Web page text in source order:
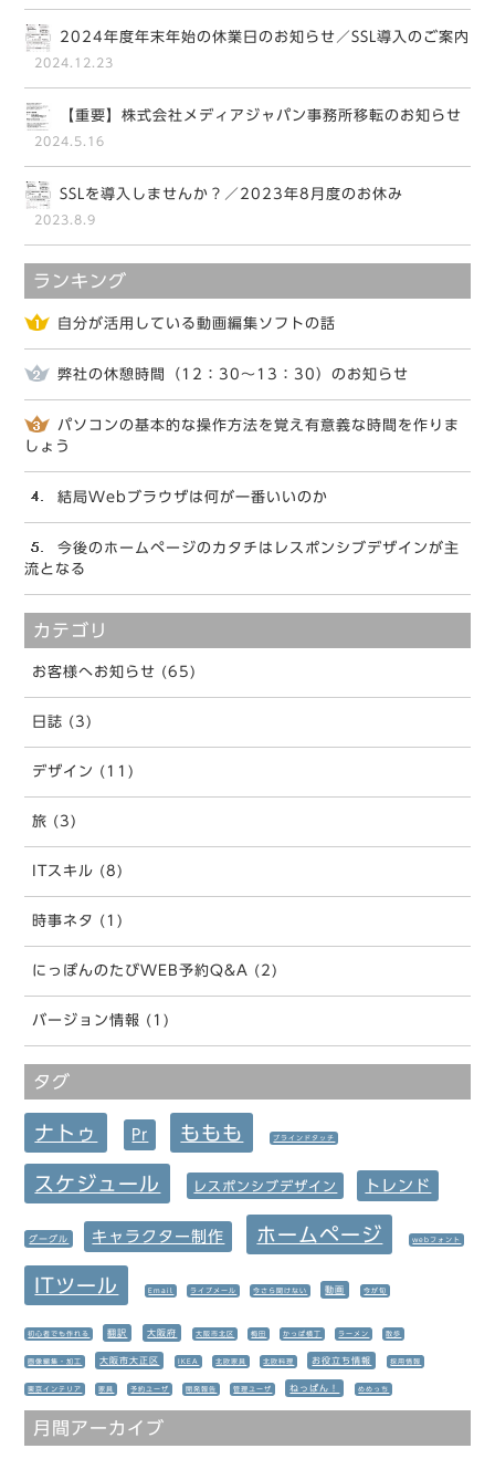
2024年度年末年始の休業日のお知らせ／SSL導入のご案内
2024.12.23
【重要】株式会社メディアジャパン事務所移転のお知らせ
2024.5.16
SSLを導入しませんか？／2023年8月度のお休み
2023.8.9
ランキング
自分が活用している動画編集ソフトの話
弊社の休憩時間（12：30～13：30）のお知らせ
パソコンの基本的な操作方法を覚え有意義な時間を作りま
しょう
結局Webブラウザは何が一番いいのか
今後のホームページのカタチはレスポンシブデザインが主
流となる
カテゴリ
お客様へお知らせ (65)
日誌 (3)
デザイン (11)
旅 (3)
ITスキル (8)
時事ネタ (1)
にっぽんのたびWEB予約Q&A (2)
バージョン情報 (1)
タグ
ナトゥ Pr ももも ブラインドタッチ
スケジュール レスポンシブデザイン トレンド
グーグル キャラクター制作 ホームページ webフォント
ITツール Email ライブメール 今さら聞けない 動画 今が旬
初心者でも作れる 翻訳 大阪府 大阪市北区 梅田 かっぱ横丁 ラーメン 散歩
画像編集・加工 大阪市大正区 IKEA 北欧家具 北欧料理 お役立ち情報 採用情報
東京インテリア 家具 予約ユーザ 開発報告 管理ユーザ ねっぱん！ めめっち
月間アーカイブ